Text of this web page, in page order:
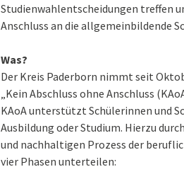
Studienwahlentscheidungen treffen
Anschluss an die allgemeinbildende
Was?
Der Kreis Paderborn nimmt seit
„Kein Abschluss ohne Anschluss
KAoA unterstützt Schülerinnen und
Ausbildung oder Studium. Hierzu
und nachhaltigen Prozess der
vier Phasen unterteilen: